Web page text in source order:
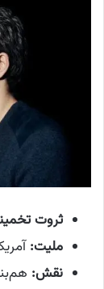
ثروت
ملیت:
نقش: